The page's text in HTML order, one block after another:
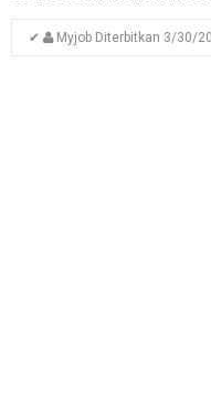
✔ Myjob Diterbitkan 3/30/